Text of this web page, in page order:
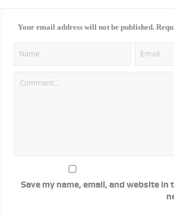
Your email address will not be published.
Save my name, email, and website